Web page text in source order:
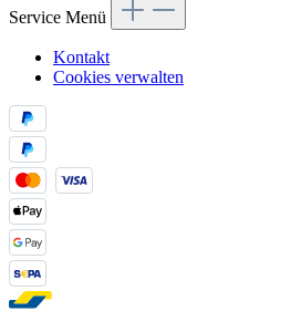
Service Menü
Kontakt
Cookies verwalten